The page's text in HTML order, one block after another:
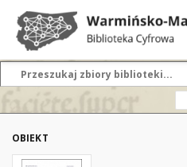
OBIEKT